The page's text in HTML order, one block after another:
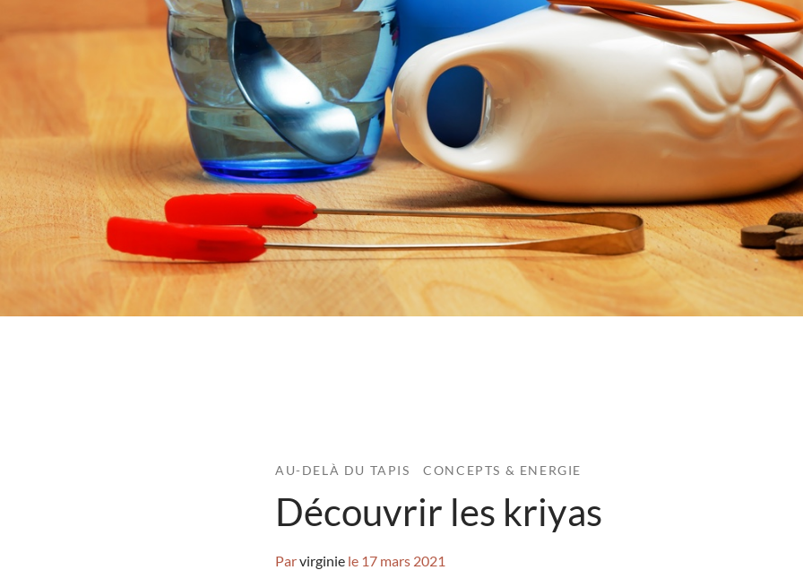
AU-DELÀ DU TAPIS CONCEPTS & ENERGIE
Découvrir les kriyas
Parvirginie le 17 mars 2021